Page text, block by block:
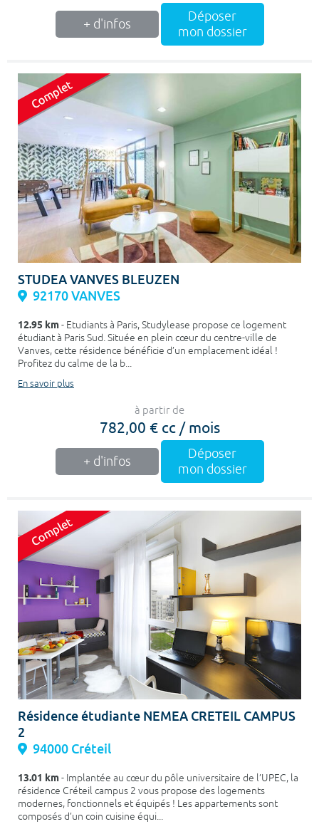
+ d'infos
Déposer
mon dossier
STUDEA VANVES BLEUZEN
92170 VANVES
12.95 km- Etudiants à Paris, Studylease propose ce logement
étudiant à Paris Sud. Située en plein cœur du centre-ville de
Vanves, cette résidence bénéficie d’un emplacement idéal !
Profitez du calme de la b...
En savoir plus
à partir de
782,00 € cc / mois
+ d'infos
Déposer
mon dossier
Résidence étudiante NEMEA CRETEIL CAMPUS
2
94000 Créteil
13.01 km- Implantée au cœur du pôle universitaire de l’UPEC, la
résidence Créteil campus 2 vous propose des logements
modernes, fonctionnels et équipés ! Les appartements sont
composés d’un coin cuisine équi...